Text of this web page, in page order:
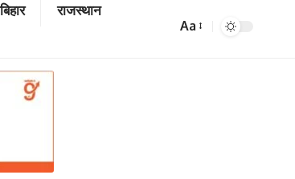
बिहार
राजस्थान
Font
Aa